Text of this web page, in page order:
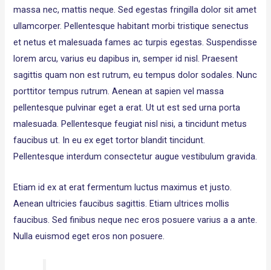
massa nec, mattis neque. Sed egestas fringilla dolor sit amet
ullamcorper. Pellentesque habitant morbi tristique senectus
et netus et malesuada fames ac turpis egestas. Suspendisse
lorem arcu, varius eu dapibus in, semper id nisl. Praesent
sagittis quam non est rutrum, eu tempus dolor sodales. Nunc
porttitor tempus rutrum. Aenean at sapien vel massa
pellentesque pulvinar eget a erat. Ut ut est sed urna porta
malesuada. Pellentesque feugiat nisl nisi, a tincidunt metus
faucibus ut. In eu ex eget tortor blandit tincidunt.
Pellentesque interdum consectetur augue vestibulum gravida.
Etiam id ex at erat fermentum luctus maximus et justo.
Aenean ultricies faucibus sagittis. Etiam ultrices mollis
faucibus. Sed finibus neque nec eros posuere varius a a ante.
Nulla euismod eget eros non posuere.